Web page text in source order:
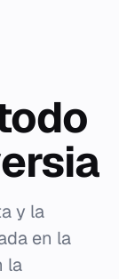
y la
en la
la